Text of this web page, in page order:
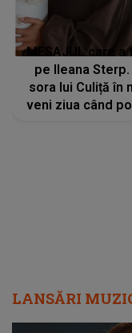
MESAJUL care
pe Ileana Sterp.
sora lui Culiță în
veni ziua când
LANSĂRI